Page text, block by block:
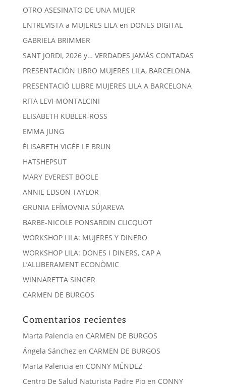
OTRO ASESINATO DE UNA MUJER
ENTREVISTA a MUJERES LILA en DONES DIGITAL
GABRIELA BRIMMER
SANT JORDI, 2026 y… VERDADES JAMÁS CONTADAS
PRESENTACIÓN LIBRO MUJERES LILA, BARCELONA
PRESENTACIÓ LLIBRE MUJERES LILA A BARCELONA
RITA LEVI-MONTALCINI
ELISABETH KÜBLER-ROSS
EMMA JUNG
ÉLISABETH VIGÉE LE BRUN
HATSHEPSUT
MARY EVEREST BOOLE
ANNIE EDSON TAYLOR
GRUNIA EFÍMOVNIA SÚJAREVA
BARBE-NICOLE PONSARDIN CLICQUOT
WORKSHOP LILA: MUJERES Y DINERO
WORKSHOP LILA: DONES I DINERS, CAP A
L’ALLIBERAMENT ECONÒMIC
WINNARETTA SINGER
CARMEN DE BURGOS
Comentarios recientes
Marta Palencia en CARMEN DE BURGOS
Ángela Sánchez en CARMEN DE BURGOS
Marta Palencia en CONNY MÉNDEZ
Centro De Salud Naturista Padre Pioen CONNY